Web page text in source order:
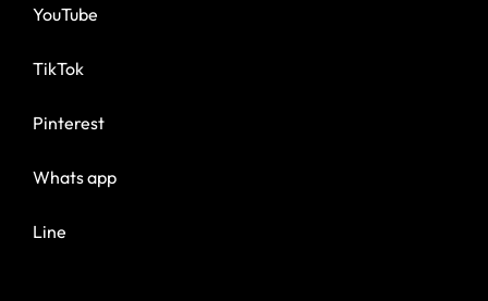
YouTube
TikTok
Pinterest
Whats app
Line